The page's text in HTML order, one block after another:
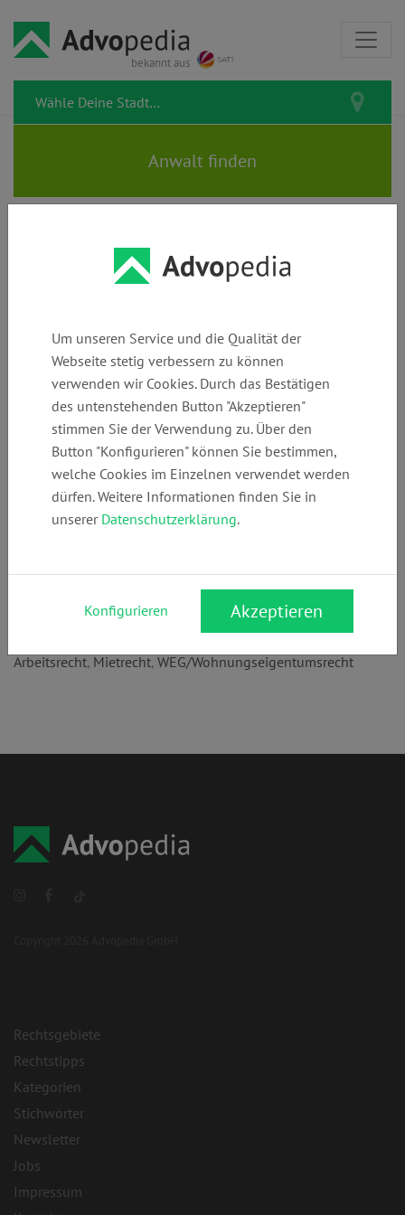
bekannt aus
Rechtsanwalt LARS MIDDEL |
& Wohnungseigentumsrecht
Telefon:
+49 (0) 221 995
787 20
E-Mail:
info@ramiddel.d
e
https://ramiddel
.de
Arbeitsrecht, Mietrecht, WEG/Wohnungseigentumsrecht
Rechtsgebiete
Rechtstipps
Kategorien
Stichwörter
Newsletter
Jobs
Impressum
Um unseren Service und die Qualität der
Webseite stetig verbessern zu können
verwenden wir Cookies. Durch das Bestätigen
des untenstehenden Button "Akzeptieren"
stimmen Sie der Verwendung zu. Über den
Button "Konfigurieren" können Sie bestimmen,
welche Cookies im Einzelnen verwendet werden
dürfen. Weitere Informationen finden Sie in
unserer Datenschutzerklärung.
Konfigurieren Akzeptieren